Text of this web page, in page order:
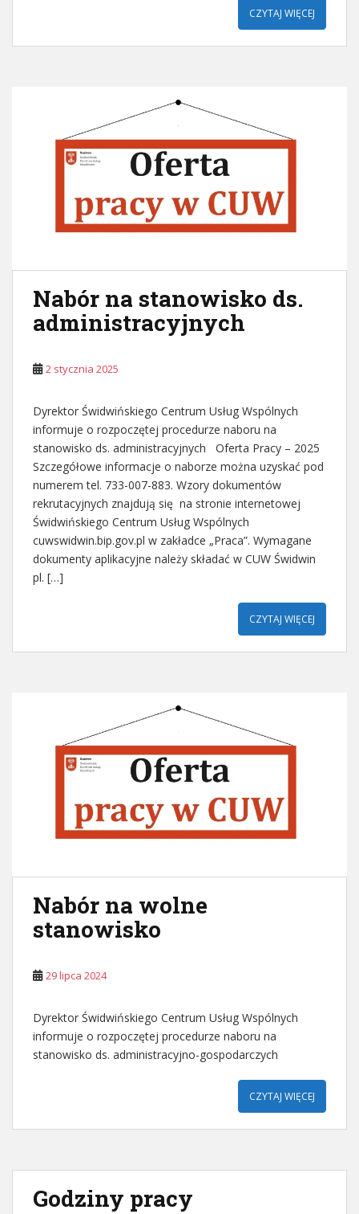
CZYTAJ WIĘCEJ
Nabór na stanowisko ds.
administracyjnych
2 stycznia 2025
Dyrektor Świdwińskiego Centrum Usług Wspólnych
informuje o rozpoczętej procedurze naboru na
stanowisko ds. administracyjnych Oferta Pracy – 2025
Szczegółowe informacje o naborze można uzyskać pod
numerem tel. 733-007-883. Wzory dokumentów
rekrutacyjnych znajdują się na stronie internetowej
Świdwińskiego Centrum Usług Wspólnych
cuwswidwin.bip.gov.pl w zakładce „Praca”. Wymagane
dokumenty aplikacyjne należy składać w CUW Świdwin
pl. […]
CZYTAJ WIĘCEJ
Nabór na wolne
stanowisko
29 lipca 2024
Dyrektor Świdwińskiego Centrum Usług Wspólnych
informuje o rozpoczętej procedurze naboru na
stanowisko ds. administracyjno-gospodarczych
CZYTAJ WIĘCEJ
Godziny pracy